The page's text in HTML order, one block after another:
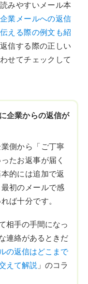
みやすいメール本
企業メールへの返信
える際の例文も紹
信する際の正しい
せてチェックして
企業からの返信が
側から「ご丁寧
たお返事が届く
的には追加で返
初のメールで感
ば十分です。
相手の手間になっ
連絡があるときだ
の返信はどこまで
えて解説 」のコラ